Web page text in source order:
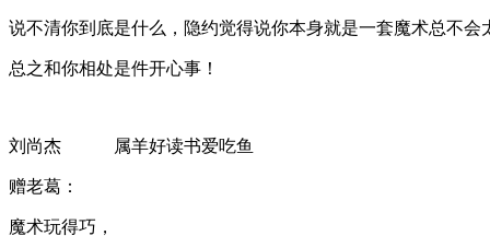
说不清你到底是什么，隐约觉得说你本身就是一套魔术总不会
总之和你相处是件开心事！
刘尚杰 属羊好读书爱吃鱼
赠老葛：
魔术玩得巧，